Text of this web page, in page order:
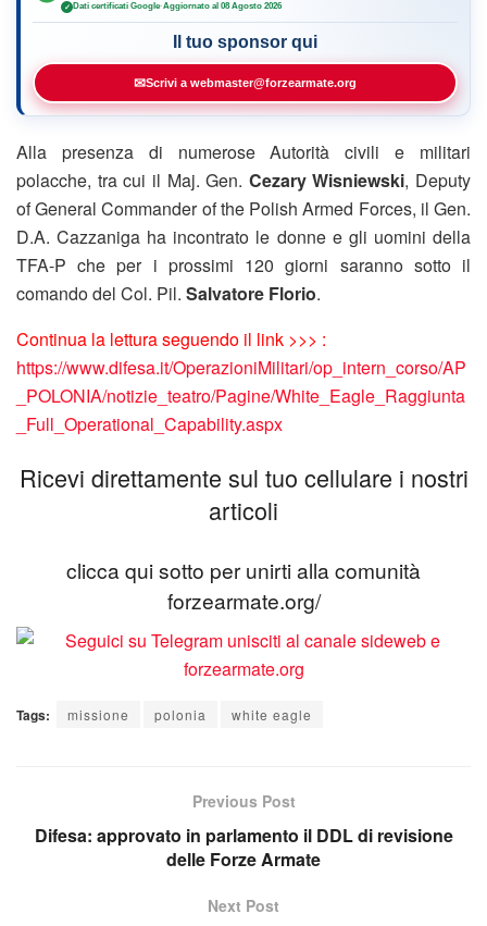
✓ Dati certificati Google·Aggiornato al 08 Agosto 2026
Il tuo sponsor qui
✉Scrivi a webmaster@forzearmate.org
Alla presenza di numerose Autorità civili e militari
polacche, tra cui il Maj. Gen. Cezary Wisniewski, Deputy
of General Commander of the Polish Armed Forces, il Gen.
D.A. Cazzaniga ha incontrato le donne e gli uomini della
TFA-P che per i prossimi 120 giorni saranno sotto il
comando del Col. Pil. Salvatore Florio.
Continua la lettura seguendo il link >>> :
https://www.difesa.it/OperazioniMilitari/op_intern_corso/AP
_POLONIA/notizie_teatro/Pagine/White_Eagle_Raggiunta
_Full_Operational_Capability.aspx
Ricevi direttamente sul tuo cellulare i nostri
articoli
clicca qui sotto per unirti alla comunità
forzearmate.org/
Tags: missione polonia white eagle
Previous Post
Difesa: approvato in parlamento il DDL di revisione
delle Forze Armate
Next Post